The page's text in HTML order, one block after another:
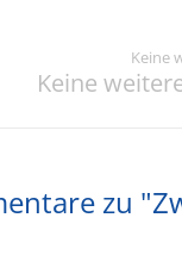
Keine
Keine
zu